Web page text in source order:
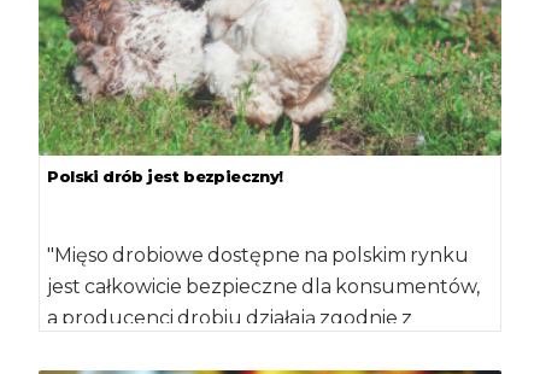
Polski drób jest bezpieczny!
"Mięso drobiowe dostępne na polskim rynku
jest całkowicie bezpieczne dla konsumentów,
a producenci drobiu działają zgodnie z